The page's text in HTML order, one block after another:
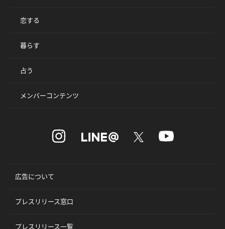
恋する
暮らす
占う
メンバーコンテンツ
広告について
プレスリリース窓口
プレスリリース一覧